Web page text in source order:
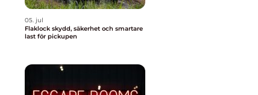
05. jul
Flaklock skydd, säkerhet och smartare
last för pickupen